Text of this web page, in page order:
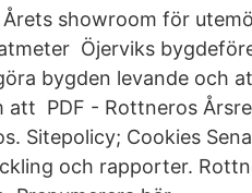
showroom för
Öjerviks
bygden levande och
PDF - Rottneros
Sitepolicy; Cookies
och rapporter.